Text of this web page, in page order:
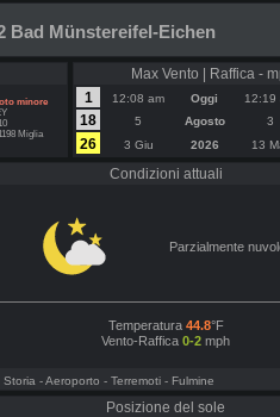
Bad Münstereifel-Eichen
minore
Miglia
Max Vento | Raffica -
1
12:08 am Oggi 12:19
18
5 Agosto 3
26
3 Giu 2026 13
Condizioni attuali
Parzialmente
Temperatura 44.8°F
Vento-Raffica 0-2 mph
Storia - Aeroporto - Terremoti - Fulmine
Posizione del sole